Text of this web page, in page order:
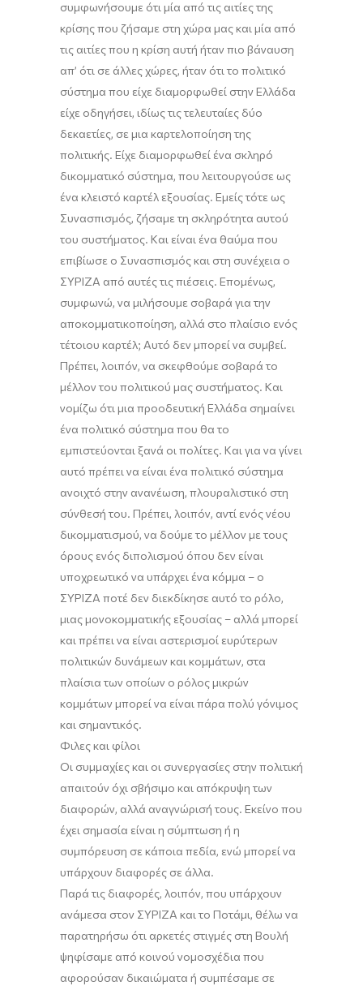
συμφωνήσουμε ότι μία από τις αιτίες της
κρίσης που ζήσαμε στη χώρα μας και μία από
τις αιτίες που η κρίση αυτή ήταν πιο βάναυση
απ’ ότι σε άλλες χώρες, ήταν ότι το πολιτικό
σύστημα που είχε διαμορφωθεί στην Ελλάδα
είχε οδηγήσει, ιδίως τις τελευταίες δύο
δεκαετίες, σε μια καρτελοποίηση της
πολιτικής. Είχε διαμορφωθεί ένα σκληρό
δικομματικό σύστημα, που λειτουργούσε ως
ένα κλειστό καρτέλ εξουσίας. Εμείς τότε ως
Συνασπισμός, ζήσαμε τη σκληρότητα αυτού
του συστήματος. Και είναι ένα θαύμα που
επιβίωσε ο Συνασπισμός και στη συνέχεια ο
ΣΥΡΙΖΑ από αυτές τις πιέσεις. Επομένως,
συμφωνώ, να μιλήσουμε σοβαρά για την
αποκομματικοποίηση, αλλά στο πλαίσιο ενός
τέτοιου καρτέλ; Αυτό δεν μπορεί να συμβεί.
Πρέπει, λοιπόν, να σκεφθούμε σοβαρά το
μέλλον του πολιτικού μας συστήματος. Και
νομίζω ότι μια προοδευτική Ελλάδα σημαίνει
ένα πολιτικό σύστημα που θα το
εμπιστεύονται ξανά οι πολίτες. Και για να γίνει
αυτό πρέπει να είναι ένα πολιτικό σύστημα
ανοιχτό στην ανανέωση, πλουραλιστικό στη
σύνθεσή του. Πρέπει, λοιπόν, αντί ενός νέου
δικομματισμού, να δούμε το μέλλον με τους
όρους ενός διπολισμού όπου δεν είναι
υποχρεωτικό να υπάρχει ένα κόμμα – ο
ΣΥΡΙΖΑ ποτέ δεν διεκδίκησε αυτό το ρόλο,
μιας μονοκομματικής εξουσίας – αλλά μπορεί
και πρέπει να είναι αστερισμοί ευρύτερων
πολιτικών δυνάμεων και κομμάτων, στα
πλαίσια των οποίων ο ρόλος μικρών
κομμάτων μπορεί να είναι πάρα πολύ γόνιμος
και σημαντικός.
Φιλες και φίλοι
Οι συμμαχίες και οι συνεργασίες στην πολιτική
απαιτούν όχι σβήσιμο και απόκρυψη των
διαφορών, αλλά αναγνώρισή τους. Εκείνο που
έχει σημασία είναι η σύμπτωση ή η
συμπόρευση σε κάποια πεδία, ενώ μπορεί να
υπάρχουν διαφορές σε άλλα.
Παρά τις διαφορές, λοιπόν, που υπάρχουν
ανάμεσα στον ΣΥΡΙΖΑ και το Ποτάμι, θέλω να
παρατηρήσω ότι αρκετές στιγμές στη Βουλή
ψηφίσαμε από κοινού νομοσχέδια που
αφορούσαν δικαιώματα ή συμπέσαμε σε